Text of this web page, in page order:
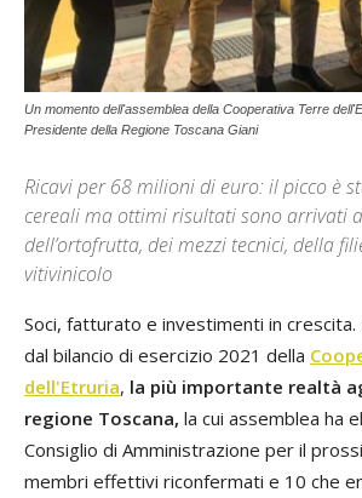
Un momento dell'assemblea della Cooperativa Terre
Presidente della Regione Toscana Giani
Ricavi per 68 milioni di euro: il picco è
cereali ma ottimi risultati sono arrivati
dell’ortofrutta, dei mezzi tecnici, della
vitivinicolo
Soci, fatturato e investimenti in
dal bilancio di esercizio 2021 della
dell'Etruria, la più importante realtà
regione Toscana, la cui assemblea ha
Consiglio di Amministrazione per il
membri effettivi riconfermati e 10 che